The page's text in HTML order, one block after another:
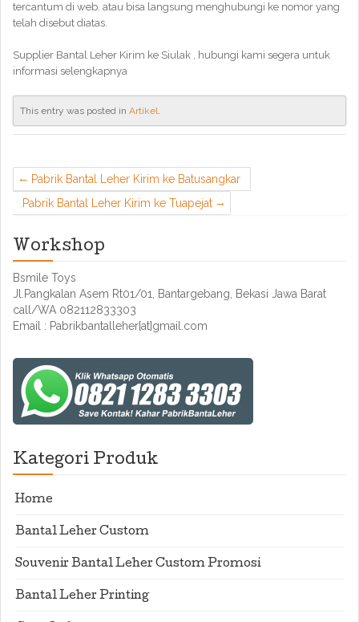
tercantum di web. atau bisa langsung menghubungi ke nomor yang
telah disebut diatas.
Supplier Bantal Leher Kirim ke Siulak , hubungi kami segera untuk
informasi selengkapnya
This entry was posted in Artikel.
Pabrik Bantal Leher Kirim ke Batusangkar
Pabrik Bantal Leher Kirim ke Tuapejat
Workshop
Bsmile Toys
Jl.Pangkalan Asem Rt01/01, Bantargebang, Bekasi Jawa Barat
call/WA 082112833303
Email : Pabrikbantalleher[at]gmail.com
Kategori Produk
Home
Bantal Leher Custom
Souvenir Bantal Leher Custom Promosi
Bantal Leher Printing